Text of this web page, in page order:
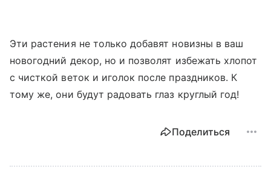
Эти растения не только добавят новизны в ваш
новогодний декор, но и позволят избежать хлопот
с чисткой веток и иголок после праздников. К
тому же, они будут радовать глаз круглый год!
Поделиться